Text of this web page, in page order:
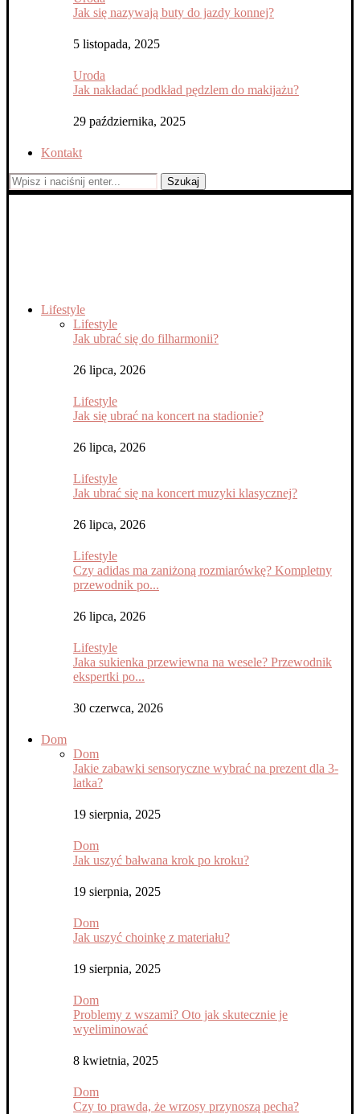
Jak się nazywają buty do jazdy konnej?
5 listopada, 2025
Uroda
Jak nakładać podkład pędzlem do makijażu?
29 października, 2025
Kontakt
Szukaj
Lifestyle
Lifestyle
Jak ubrać się do filharmonii?
26 lipca, 2026
Lifestyle
Jak się ubrać na koncert na stadionie?
26 lipca, 2026
Lifestyle
Jak ubrać się na koncert muzyki klasycznej?
26 lipca, 2026
Lifestyle
Czy adidas ma zaniżoną rozmiarówkę? Kompletny
przewodnik po...
26 lipca, 2026
Lifestyle
Jaka sukienka przewiewna na wesele? Przewodnik
ekspertki po...
30 czerwca, 2026
Dom
Dom
Jakie zabawki sensoryczne wybrać na prezent dla 3-
latka?
19 sierpnia, 2025
Dom
Jak uszyć bałwana krok po kroku?
19 sierpnia, 2025
Dom
Jak uszyć choinkę z materiału?
19 sierpnia, 2025
Dom
Problemy z wszami? Oto jak skutecznie je
wyeliminować
8 kwietnia, 2025
Dom
Czy to prawda, że wrzosy przynoszą pecha?